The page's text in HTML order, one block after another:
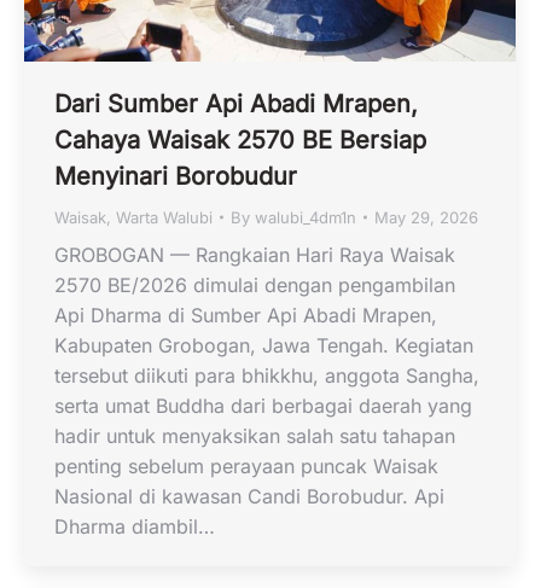
Dari Sumber Api Abadi Mrapen,
Cahaya Waisak 2570 BE Bersiap
Menyinari Borobudur
Waisak Warta Walubi By walubi_4dm1n May 29, 2026
GROBOGAN — Rangkaian Hari Raya Waisak
2570 BE/2026 dimulai dengan pengambilan
Api Dharma di Sumber Api Abadi Mrapen,
Kabupaten Grobogan, Jawa Tengah. Kegiatan
tersebut diikuti para bhikkhu, anggota Sangha,
serta umat Buddha dari berbagai daerah yang
hadir untuk menyaksikan salah satu tahapan
penting sebelum perayaan puncak Waisak
Nasional di kawasan Candi Borobudur. Api
Dharma diambil…